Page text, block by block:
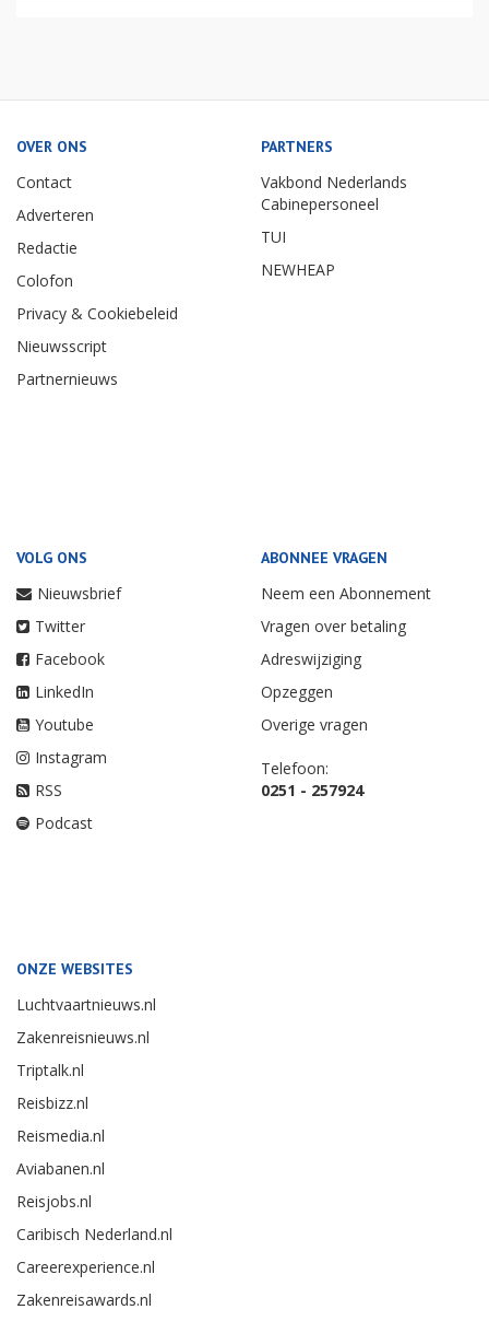
OVER ONS
Contact
Adverteren
Redactie
Colofon
Privacy & Cookiebeleid
Nieuwsscript
Partnernieuws
PARTNERS
Vakbond Nederlands
Cabinepersoneel
TUI
NEWHEAP
VOLG ONS
Nieuwsbrief
Twitter
Facebook
LinkedIn
Youtube
Instagram
RSS
Podcast
ABONNEE VRAGEN
Neem een Abonnement
Vragen over betaling
Adreswijziging
Opzeggen
Overige vragen
Telefoon:
0251 - 257924
ONZE WEBSITES
Luchtvaartnieuws.nl
Zakenreisnieuws.nl
Triptalk.nl
Reisbizz.nl
Reismedia.nl
Aviabanen.nl
Reisjobs.nl
Caribisch Nederland.nl
Careerexperience.nl
Zakenreisawards.nl